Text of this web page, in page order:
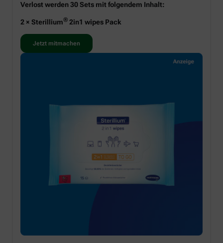
Verlost werden 30 Sets mit folgendem Inhalt:
2 × Sterillium® 2in1 wipes Pack
Jetzt mitmachen